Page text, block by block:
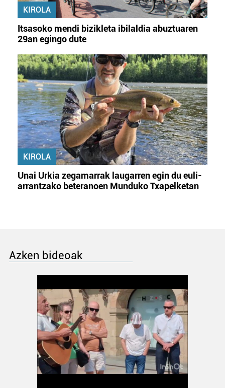
KIROLA
Itsasoko mendi bizikleta ibilaldia abuztuaren
29an egingo dute
KIROLA
Unai Urkia zegamarrak laugarren egin du euli-
arrantzako beteranoen Munduko Txapelketan
Azken bideoak